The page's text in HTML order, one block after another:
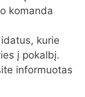
komanda
kurie
į pokalbį.
informuotas